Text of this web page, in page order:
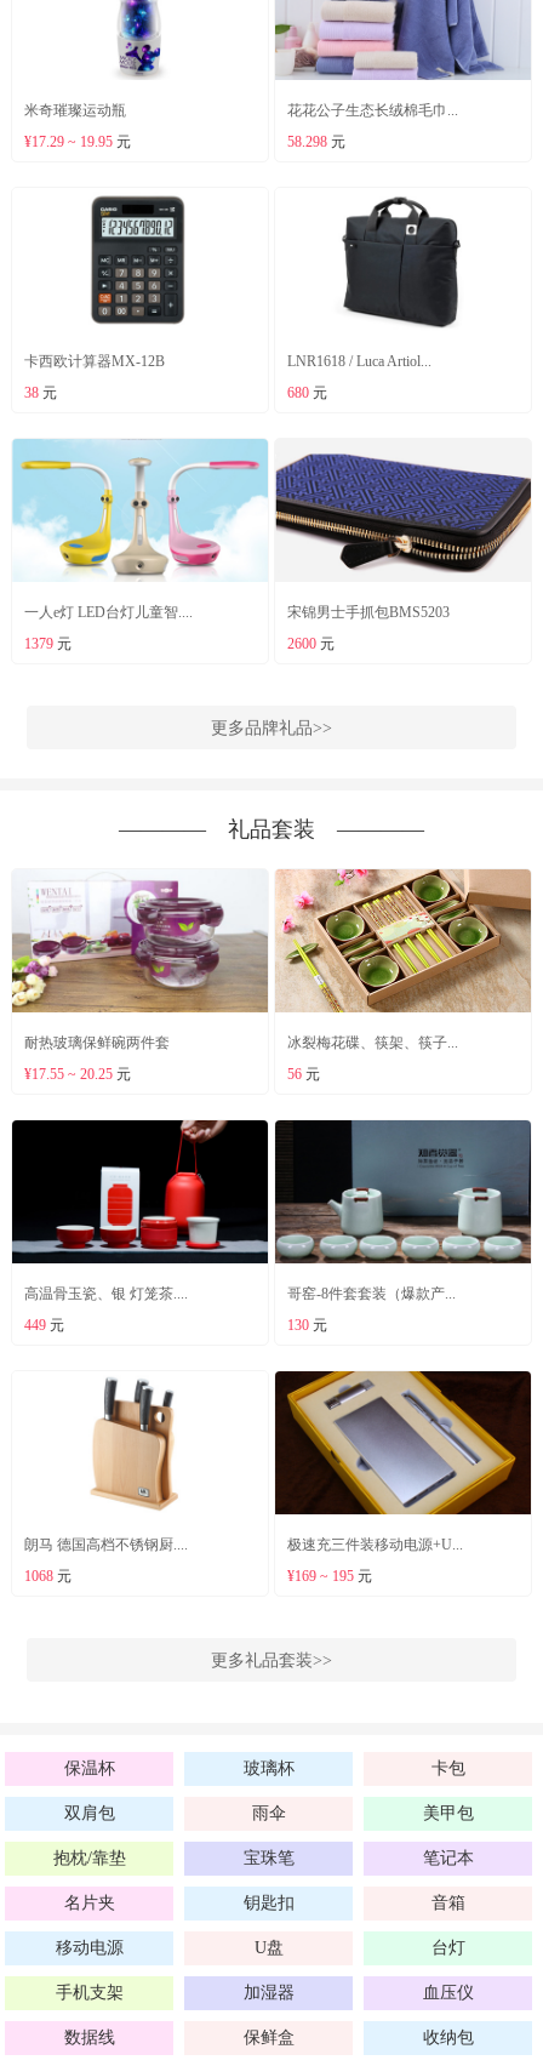
米奇璀璨运动瓶
¥17.29 ~ 19.95元
花花公子生态长绒棉毛巾...
58.298 元
卡西欧计算器MX-12B
38元
LNR1618 / Luca Artiol...
680 元
一人e灯 LED台灯儿童智....
1379元
宋锦男士手抓包BMS5203
2600 元
更多品牌礼品>>
―――― 礼品套装 ――――
耐热玻璃保鲜碗两件套
¥17.55 ~ 20.25元
冰裂梅花碟、筷架、筷子...
56 元
高温骨玉瓷、银 灯笼茶....
449元
哥窑-8件套套装（爆款产...
130 元
朗马 德国高档不锈钢厨....
1068元
极速充三件装移动电源+U...
¥169 ~ 195 元
更多礼品套装>>
保温杯 玻璃杯 卡包
双肩包 雨伞 美甲包
抱枕/靠垫 宝珠笔 笔记本
名片夹 钥匙扣 音箱
移动电源 U盘 台灯
手机支架 加湿器 血压仪
数据线 保鲜盒 收纳包